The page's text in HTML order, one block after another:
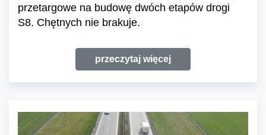
przetargowe na budowę dwóch etapów drogi
S8. Chętnych nie brakuje.
przeczytaj więcej